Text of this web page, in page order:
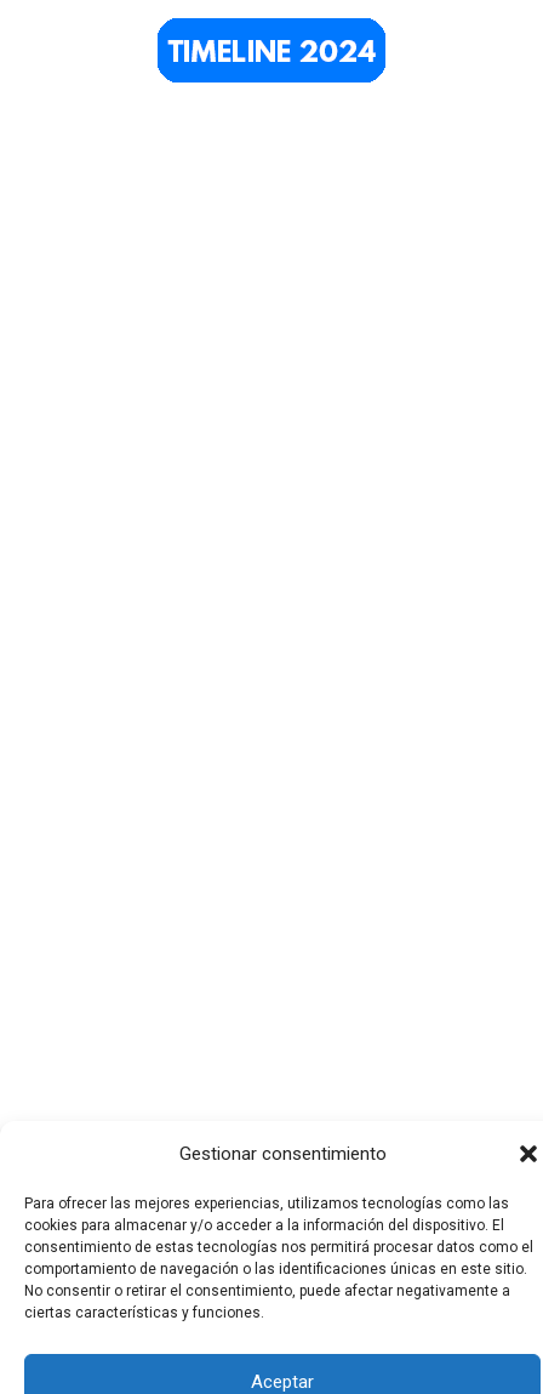
Gestionar consentimiento
Para ofrecer las mejores experiencias, utilizamos tecnologías como las
cookies para almacenar y/o acceder a la información del dispositivo. El
consentimiento de estas tecnologías nos permitirá procesar datos como el
comportamiento de navegación o las identificaciones únicas en este sitio.
No consentir o retirar el consentimiento, puede afectar negativamente a
ciertas características y funciones.
Aceptar
Todos los derechos © 2026 El Funerario Digital | Funciona
gracias a Tema Astra para WordPress